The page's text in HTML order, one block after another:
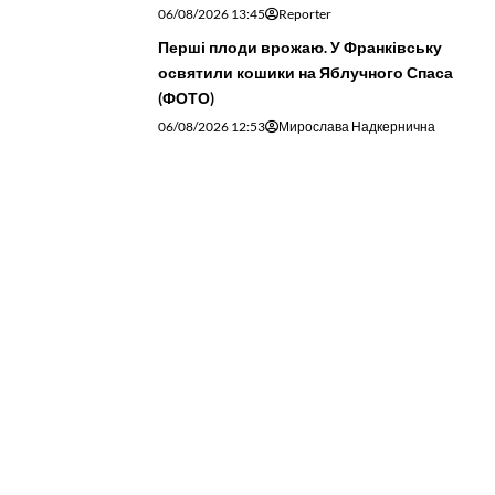
06/08/2026 13:45 Reporter
Перші плоди врожаю. У Франківську
освятили кошики на Яблучного Спаса
(ФОТО)
06/08/2026 12:53 Мирослава Надкернична